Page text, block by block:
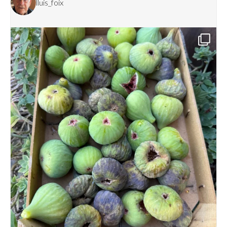
lluis_foix